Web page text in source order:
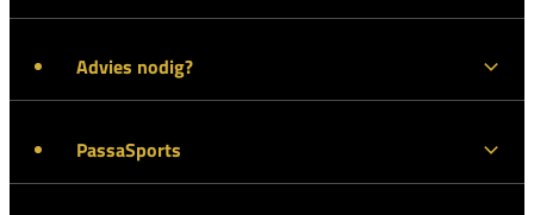
Advies nodig?
PassaSports